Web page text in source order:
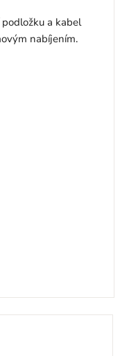
a kabel
nabíjením.